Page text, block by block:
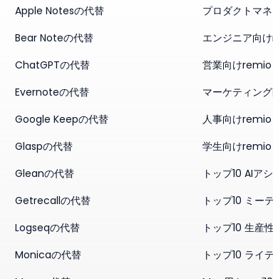
Apple Notesの代替
Bear Noteの代替
ChatGPTの代替
Evernoteの代替
Google Keepの代替
Glaspの代替
Gleanの代替
Getrecallの代替
Logseqの代替
Monicaの代替
プロダクトマ
エンジニア向
営業向けremio
マーケティン
人事向けremio
学生向けremio
トップ10 AIア
トップ10 ミー
トップ10 生産
トップ10 ライ